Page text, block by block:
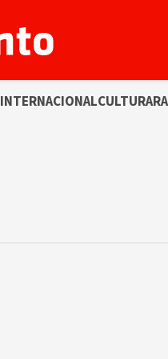
INTERNACIONALCULTURA